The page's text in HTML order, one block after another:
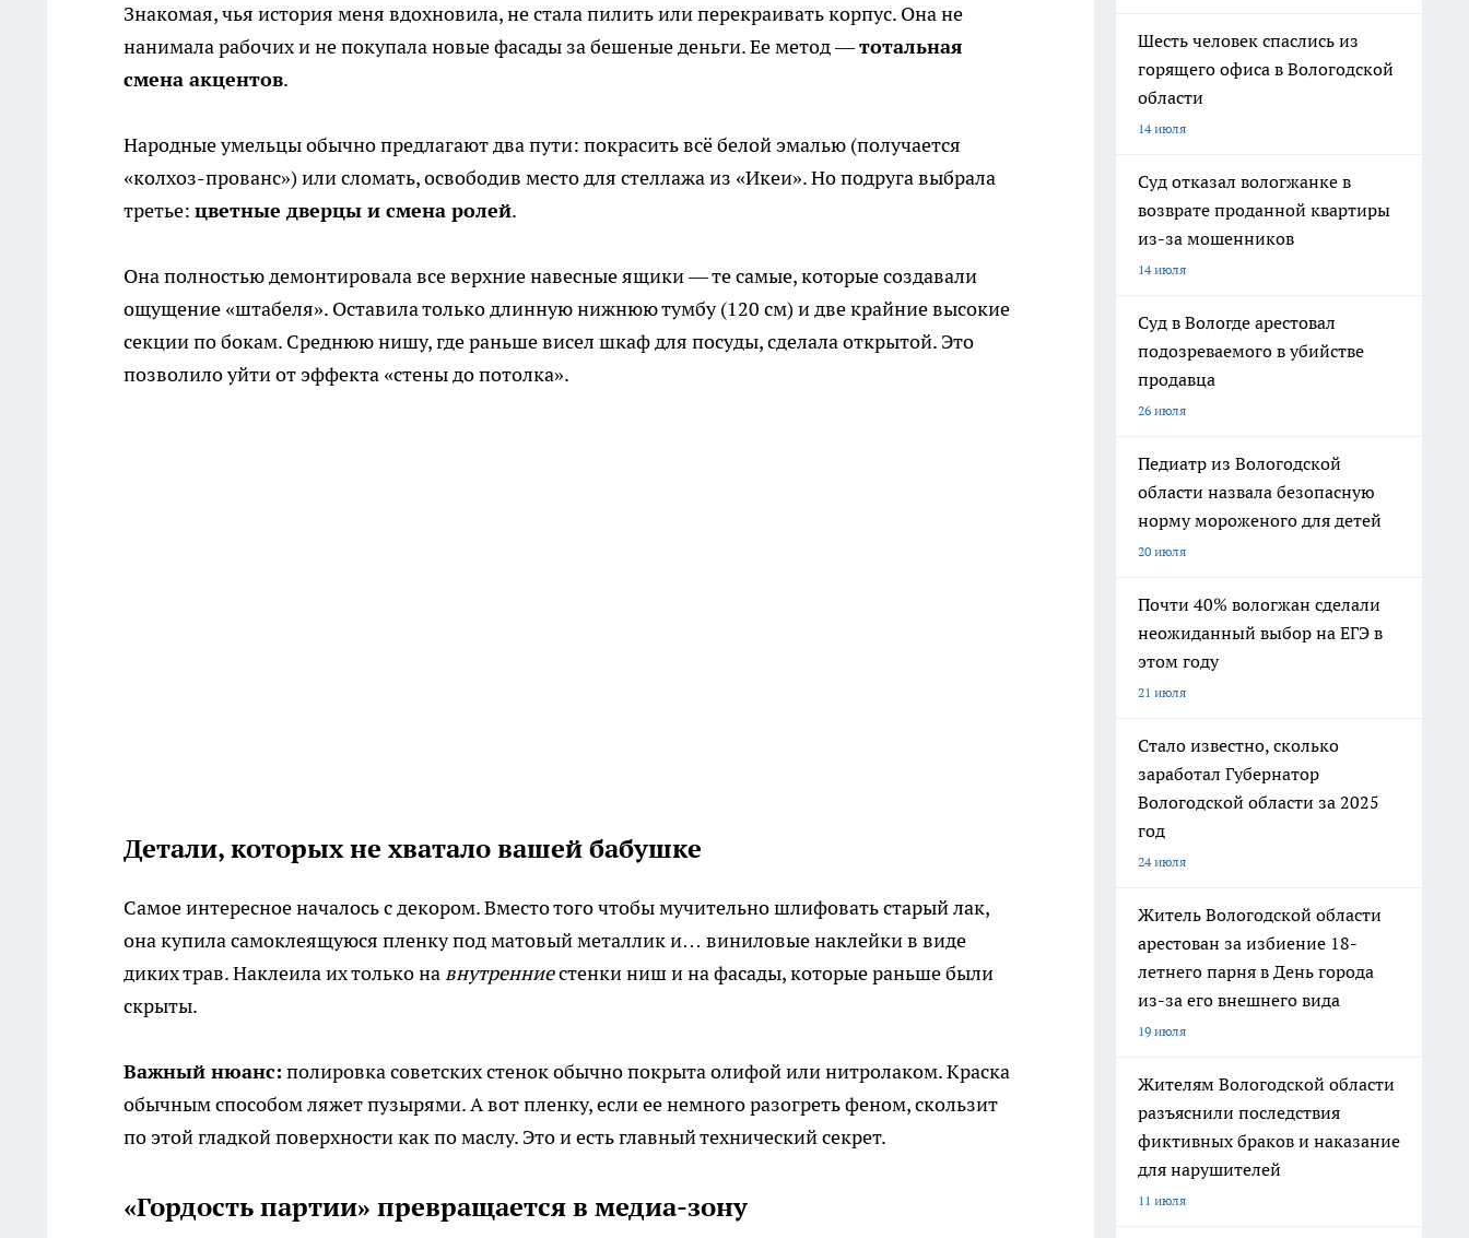
Знакомая, чья история меня вдохновила, не стала пилить или перекраивать корпус. Она не
нанимала рабочих и не покупала новые фасады за бешеные деньги. Ее метод —тотальная
смена акцентов.
Народные умельцы обычно предлагают два пути: покрасить всё белой эмалью (получается
«колхоз-прованс») или сломать, освободив место для стеллажа из «Икеи». Но подруга выбрала
третье: цветные дверцы и смена ролей.
Она полностью демонтировала все верхние навесные ящики — те самые, которые создавали
ощущение «штабеля». Оставила только длинную нижнюю тумбу (120 см) и две крайние высокие
секции по бокам. Среднюю нишу, где раньше висел шкаф для посуды, сделала открытой. Это
позволило уйти от эффекта «стены до потолка».
Детали, которых не хватало вашей бабушке
Самое интересное началось с декором. Вместо того чтобы мучительно шлифовать старый лак,
она купила самоклеящуюся пленку под матовый металлик и… виниловые наклейки в виде
диких трав. Наклеила их только навнутренниестенки ниш и на фасады, которые раньше были
скрыты.
Важный нюанс: полировка советских стенок обычно покрыта олифой или нитролаком. Краска
обычным способом ляжет пузырями. А вот пленку, если ее немного разогреть феном, скользит
по этой гладкой поверхности как по маслу. Это и есть главный технический секрет.
«Гордость партии» превращается в медиа-зону
Шесть человек спаслись из
горящего офиса в Вологодской
области
14 июля
Суд отказал вологжанке в
возврате проданной квартиры
из-за мошенников
14 июля
Суд в Вологде арестовал
подозреваемого в убийстве
продавца
26 июля
Педиатр из Вологодской
области назвала безопасную
норму мороженого для детей
20 июля
Почти 40% вологжан сделали
неожиданный выбор на ЕГЭ в
этом году
21 июля
Стало известно, сколько
заработал Губернатор
Вологодской области за 2025
год
24 июля
Житель Вологодской области
арестован за избиение 18-
летнего парня в День города
из-за его внешнего вида
19 июля
Жителям Вологодской области
разъяснили последствия
фиктивных браков и наказание
для нарушителей
11 июля